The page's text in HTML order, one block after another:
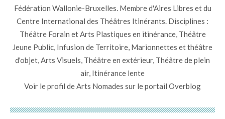
Fédération Wallonie-Bruxelles. Membre d'Aires Libres et du
Centre International des Théâtres Itinérants. Disciplines :
Théâtre Forain et Arts Plastiques en itinérance, Théâtre
Jeune Public, Infusion de Territoire, Marionnettes et théâtre
d'objet, Arts Visuels, Théâtre en extérieur, Théâtre de plein
air, Itinérance lente
Voir le profil deArts Nomades sur le portail Overblog